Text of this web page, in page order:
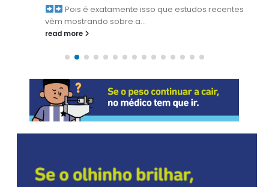
Pois é exatamente isso que estudos recentes
vêm mostrando sobre a...
read more